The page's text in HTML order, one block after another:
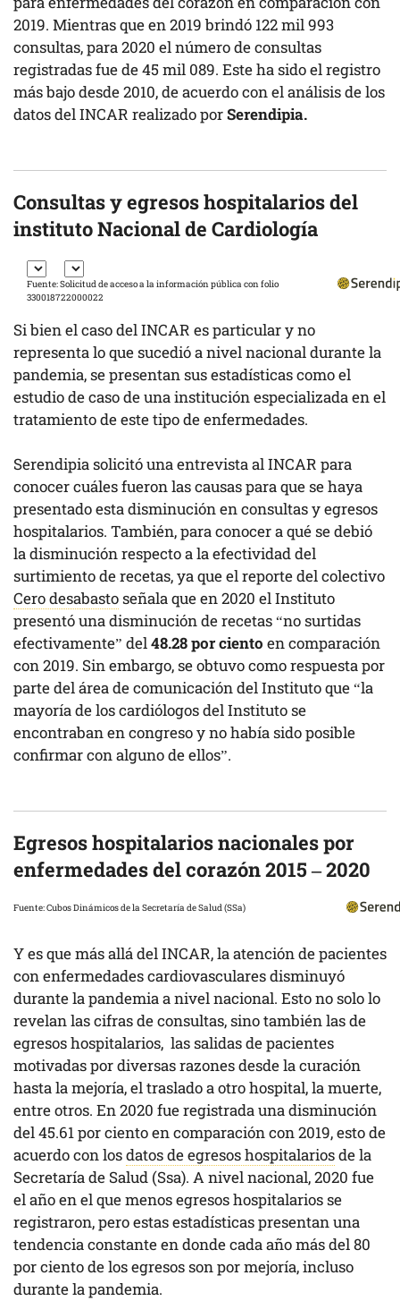
2019. Mientras que en 2019 brindó 122 mil 993
consultas, para 2020 el número de consultas
registradas fue de 45 mil 089. Este ha sido el registro
más bajo desde 2010, de acuerdo con el análisis de los
datos del INCAR realizado porSerendipia.
Consultas y egresos hospitalarios del
instituto Nacional de Cardiología
Fuente: Solicitud de acceso a la información pública con folio
330018722000022
Si bien el caso del INCAR es particular y no
representa lo que sucedió a nivel nacional durante la
pandemia, se presentan sus estadísticas como el
estudio de caso de una institución especializada en el
tratamiento de este tipo de enfermedades.
Serendipia solicitó una entrevista al INCAR para
conocer cuáles fueron las causas para que se haya
presentado esta disminución en consultas y egresos
hospitalarios. También, para conocer a qué se debió
la disminución respecto a la efectividad del
surtimiento de recetas, ya que el reporte del colectivo
Cero desabastoseñala que en 2020 el Instituto
presentó una disminución de recetas “no surtidas
efectivamente” del48.28 por ciento en comparación
con 2019. Sin embargo, se obtuvo como respuesta por
parte del área de comunicación del Instituto que “la
mayoría de los cardiólogos del Instituto se
encontraban en congreso y no había sido posible
confirmar con alguno de ellos”.
Egresos hospitalarios nacionales por
enfermedades del corazón 2015 – 2020
Fuente:Cubos Dinámicos de la Secretaría de Salud (SSa)
Y es que más allá del INCAR, la atención de pacientes
con enfermedades cardiovasculares disminuyó
durante la pandemia a nivel nacional. Esto no solo lo
revelan las cifras de consultas, sino también las de
egresos hospitalarios, las salidas de pacientes
motivadas por diversas razones desde la curación
hasta la mejoría, el traslado a otro hospital, la muerte,
entre otros. En 2020 fue registrada una disminución
del 45.61 por ciento en comparación con 2019, esto de
acuerdo con losdatos de egresos hospitalariosde la
Secretaría de Salud (Ssa). A nivel nacional, 2020 fue
el año en el que menos egresos hospitalarios se
registraron, pero estas estadísticas presentan una
tendencia constante en donde cada año más del 80
por ciento de los egresos son por mejoría, incluso
durante la pandemia.